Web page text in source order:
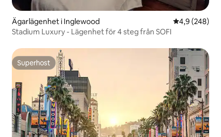
Chinese Theatre och The Magic Castle,
plus många bra Hollywood-
restauranger. Hollywood och highland
tunnelbana station. 101 och 170
motorvägar. Parkering på gatan om
garage inte finns. NEST
termostatstyrning från smart-TV: n.
Ägarlägenhet i Inglewood 4,9 av 5 i
4,9 (248)
Stadium Luxury - Lägenhet för 4 steg från SOFI
Superhost
Superhost